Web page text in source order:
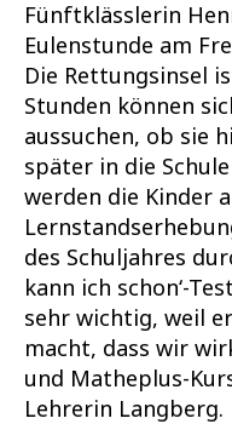
Fünftklässlerin
Eulenstunde am
Die Rettungsinsel
Stunden können
aussuchen, ob sie
später in die
werden die Kinder
des Schuljahres
kann ich schon‘-
sehr wichtig, weil
macht, dass wir
und Matheplus-
Lehrerin Langberg.